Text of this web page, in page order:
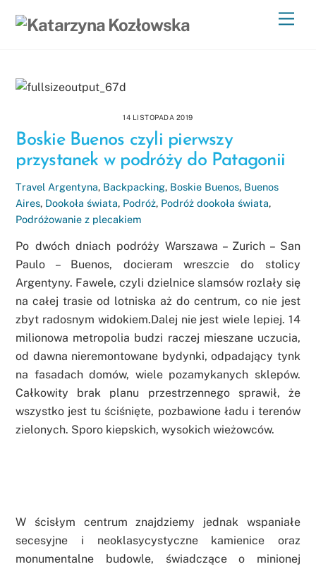
14 LISTOPADA 2019
Boskie Buenos czyli pierwszy
przystanek w podróży do Patagonii
Travel Argentyna, Backpacking, Boskie Buenos, Buenos
Aires, Dookoła świata, Podróż, Podróż dookoła świata,
Podróżowanie z plecakiem
Po dwóch dniach podróży Warszawa – Zurich – San
Paulo – Buenos, docieram wreszcie do stolicy
Argentyny. Fawele, czyli dzielnice slamsów rozlały się
na całej trasie od lotniska aż do centrum, co nie jest
zbyt radosnym widokiem.Dalej nie jest wiele lepiej. 14
milionowa metropolia budzi raczej mieszane uczucia,
od dawna nieremontowane bydynki, odpadający tynk
na fasadach domów, wiele pozamykanych sklepów.
Całkowity brak planu przestrzennego sprawił, że
wszystko jest tu ściśnięte, pozbawione ładu i terenów
zielonych. Sporo kiepskich, wysokich wieżowców.
W ścisłym centrum znajdziemy jednak wspaniałe
secesyjne i neoklasycystyczne kamienice oraz
monumentalne budowle, świadczące o minionej